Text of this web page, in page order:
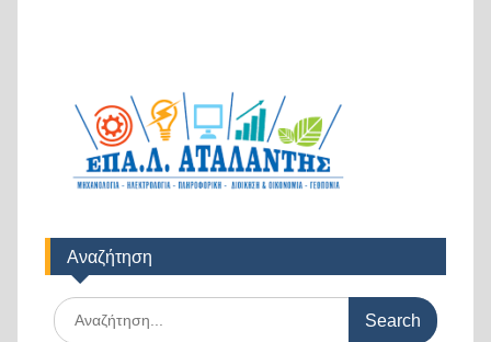
Αναζήτηση
Search
for: